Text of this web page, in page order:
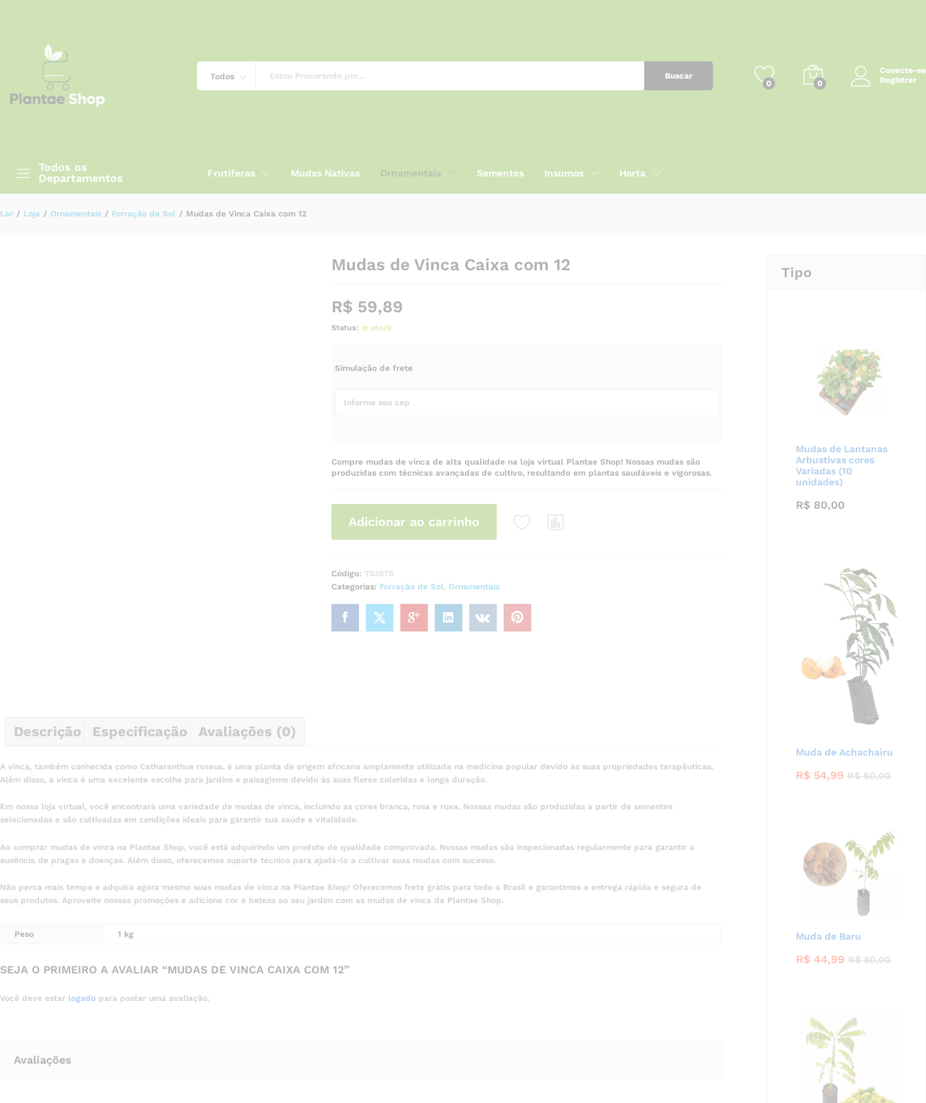
Todos Buscar
0 0
Conecte-se
Registrar
Todos os
Departamentos
Frutíferas Mudas Nativas Ornamentais Sementes Insumos Horta
Lar / Loja / Ornamentais / Forração de Sol / Mudas de Vinca Caixa com 12
Mudas de Vinca Caixa com 12
R$ 59,89
Status: In stock
Simulação de frete
Compre mudas de vinca de alta qualidade na loja virtual Plantae Shop! Nossas mudas são
produzidas com técnicas avançadas de cultivo, resultando em plantas saudáveis e vigorosas.
Adicionar ao carrinho
Código: 783979
Categorias: Forração de Sol, Ornamentais
Descrição Especificação Avaliações (0)
A vinca, também conhecida como Catharanthus roseus, é uma planta de origem africana amplamente utilizada na medicina popular devido às suas propriedades terapêuticas.
Além disso, a vinca é uma excelente escolha para jardins e paisagismo devido às suas flores coloridas e longa duração.
Em nossa loja virtual, você encontrará uma variedade de mudas de vinca, incluindo as cores branca, rosa e roxa. Nossas mudas são produzidas a partir de sementes
selecionadas e são cultivadas em condições ideais para garantir sua saúde e vitalidade.
Ao comprar mudas de vinca na Plantae Shop, você está adquirindo um produto de qualidade comprovada. Nossas mudas são inspecionadas regularmente para garantir a
ausência de pragas e doenças. Além disso, oferecemos suporte técnico para ajudá-lo a cultivar suas mudas com sucesso.
Não perca mais tempo e adquira agora mesmo suas mudas de vinca na Plantae Shop! Oferecemos frete grátis para todo o Brasil e garantimos a entrega rápida e segura de
seus produtos. Aproveite nossas promoções e adicione cor e beleza ao seu jardim com as mudas de vinca da Plantae Shop.
Peso 1 kg
SEJA O PRIMEIRO A AVALIAR “MUDAS DE VINCA CAIXA COM 12”
Você deve estar logado para postar uma avaliação.
Avaliações
Tipo
Mudas de Lantanas
Arbustivas cores
Variadas (10
unidades)
R$ 80,00
Muda de Achachairu
R$ 54,99 R$60,00
Muda de Baru
R$ 44,99 R$50,00